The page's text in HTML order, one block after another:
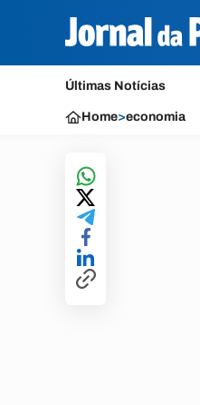
Últimas Notícias
Home>economia